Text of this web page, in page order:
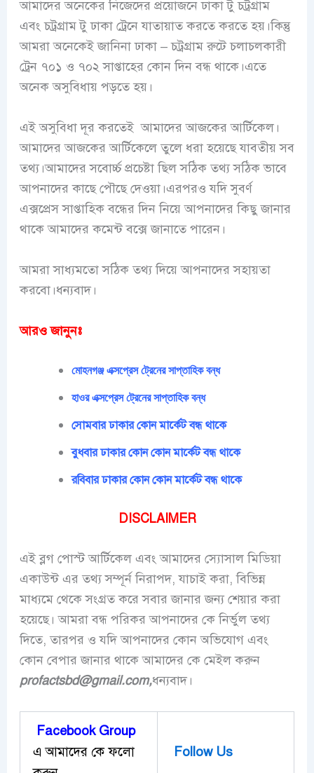
আমাদের অনেকের নিজেদের প্রয়োজনে ঢাকা টু চট্রগ্রাম
এবং চট্রগ্রাম টু ঢাকা ট্রেনে যাতায়াত করতে করতে হয়।কিন্তু
আমরা অনেকেই জানিনা ঢাকা – চট্রগ্রাম রুটে চলাচলকারী
ট্রেন ৭০১ ও ৭০২ সাপ্তাহের কোন দিন বন্ধ থাকে।এতে
অনেক অসুবিধায় পড়তে হয়।
এই অসুবিধা দূর করতেই আমাদের আজকের আর্টিকেল।
আমাদের আজকের আর্টিকেলে তুলে ধরা হয়েছে যাবতীয় সব
তথ্য।আমাদের সবোর্চ্চ প্রচেষ্টা ছিল সঠিক তথ্য সঠিক ভাবে
আপনাদের কাছে পৌছে দেওয়া।এরপরও যদিসুবর্ণ
এক্সপ্রেস সাপ্তাহিক বন্ধের দিননিয়ে আপনাদের কিছু জানার
থাকে আমাদের কমেন্ট বক্সে জানাতে পারেন।
আমরা সাধ্যমতো সঠিক তথ্য দিয়ে আপনাদের সহায়তা
করবো।ধন্যবাদ।
আরও জানুনঃ
মোহনগঞ্জ এক্সপ্রেস ট্রেনের সাপ্তাহিক বন্ধ
হাওর এক্সপ্রেস ট্রেনের সাপ্তাহিক বন্ধ
সোমবার ঢাকার কোন মার্কেট বন্ধ থাকে
বুধবার ঢাকার কোন কোন মার্কেট বন্ধ থাকে
রবিবার ঢাকার কোন কোন মার্কেট বন্ধ থাকে
DISCLAIMER
এই ব্লগ পোস্ট আর্টিকেল এবং আমাদের স্যোসাল মিডিয়া
একাউন্ট এর তথ্য সম্পূর্ন নিরাপদ, যাচাই করা, বিভিন্ন
মাধ্যমে থেকে সংগ্রত করে সবার জানার জন্য শেয়ার করা
হয়েছে। আমরা বন্ধ পরিকর আপনাদের কে নির্ভুল তথ্য
দিতে, তারপর ও যদি আপনাদের কোন অভিযোগ এবং
কোন বেপার জানার থাকে আমাদের কে মেইল করুন
profactsbd@gmail.com,ধন্যবাদ।
Facebook Group
এ আমাদের কে ফলো
Follow Us